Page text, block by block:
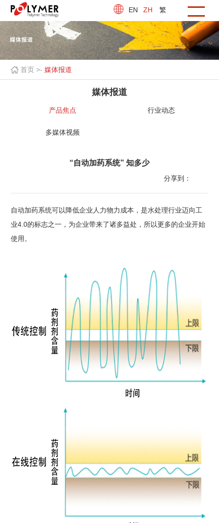
EN ZH 繁
首页 >-媒体报道
媒体报道
产品焦点 行业动态
多媒体视频
“自动加药系统” 知多少
分享到：
自动加药系统可以降低企业人力物力成本，是水处理行业迈向工
业4.0的标志之一，为企业带来了诸多益处，所以更多的企业开始
使用。